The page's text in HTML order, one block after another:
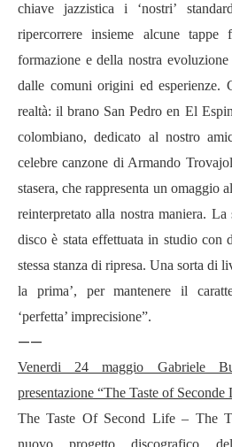
chiave jazzistica i ‘nostri’
ripercorrere insieme alcune tappe
formazione e della nostra
dalle comuni origini ed esperienze.
realtà: il brano San Pedro en El
colombiano, dedicato al nostro
celebre canzone di Armando
stasera, che rappresenta un omaggio
reinterpretato alla nostra maniera.
disco è stata effettuata in studio con
stessa stanza di ripresa. Una sorta di
la prima’, per mantenere il
‘perfetta’ imprecisione”.
——
Venerdi 24 maggio Gabriele
presentazione “The Taste of Seconde
The Taste Of Second Life– The
nuovo progetto discografico